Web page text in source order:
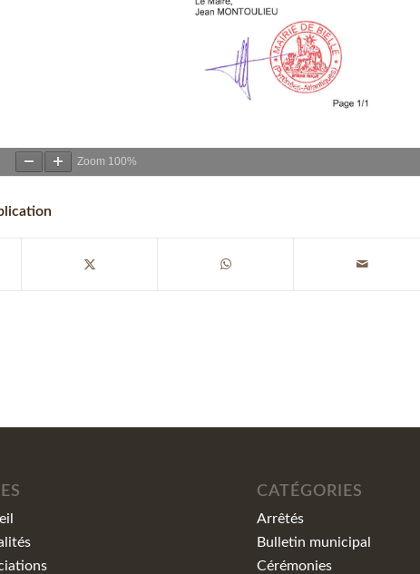
Zoom 100%
CATÉGORIES
Arrêtés
Bulletin municipal
Cérémonies